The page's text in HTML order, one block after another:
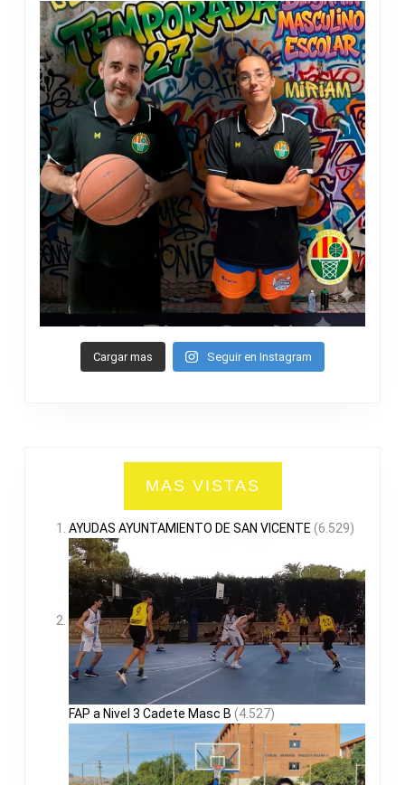
Cargar mas Seguir en Instagram
MAS VISTAS
AYUDAS AYUNTAMIENTO DE SAN VICENTE (6.529)
FAP a Nivel 3 Cadete Masc B (4.527)